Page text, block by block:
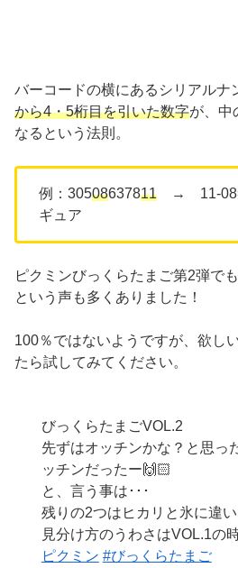
バーコードの横にあるシリアルナ
から4・5桁目を引いた数字が、中
なるという法則。
例：30508637811 → 11-
ギュア
ピクミンびっくらたまご第2弾で
という声も多くありました！
100％ではないようですが、欲し
たら試してみてください。
びっくらたまごVOL.2
先ずはオッチンかな？と思っ
ッチンだったー🙌🏻
と、言う事は･･･
残りの2つはヒカリと氷に違
見分け方のうわさはVOL.1の
ピクミン #びっくらたまご